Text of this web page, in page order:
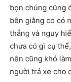
bọn chúng cũng
bên giằng co có
thẳng và nguy
chưa có gì cụ
nên cũng khó
người trả xe cho